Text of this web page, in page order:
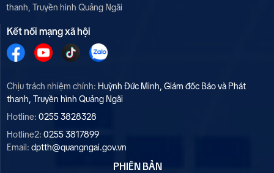
10
thanh, Truyền hình Quảng Ngãi
Kết nối mạng xã hội
Chịu trách nhiệm chính: Huỳnh Đức Minh, Giám đốc Báo và Phát
thanh, Truyền hình Quảng Ngãi
Hotline: 0255 3828328
Hotline2: 0255 3817899
Email: dptth@quangngai.gov.vn
PHIÊN BẢN